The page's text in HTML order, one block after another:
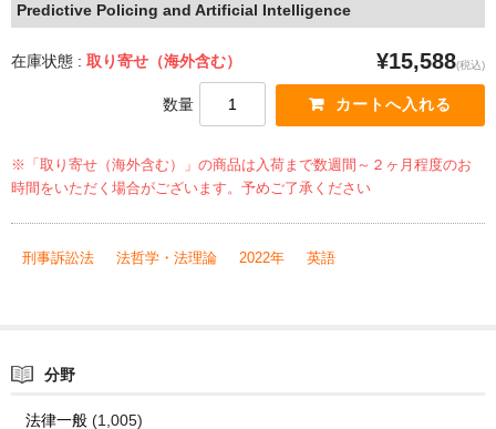
Predictive Policing and Artificial Intelligence
在庫状態 : 取り寄せ（海外含む） ¥15,588(税込)
数量
※「取り寄せ（海外含む）」の商品は入荷まで数週間～２ヶ月程度のお
時間をいただく場合がございます。予めご了承ください
刑事訴訟法 法哲学・法理論 2022年 英語
分野
法律一般(1,005)